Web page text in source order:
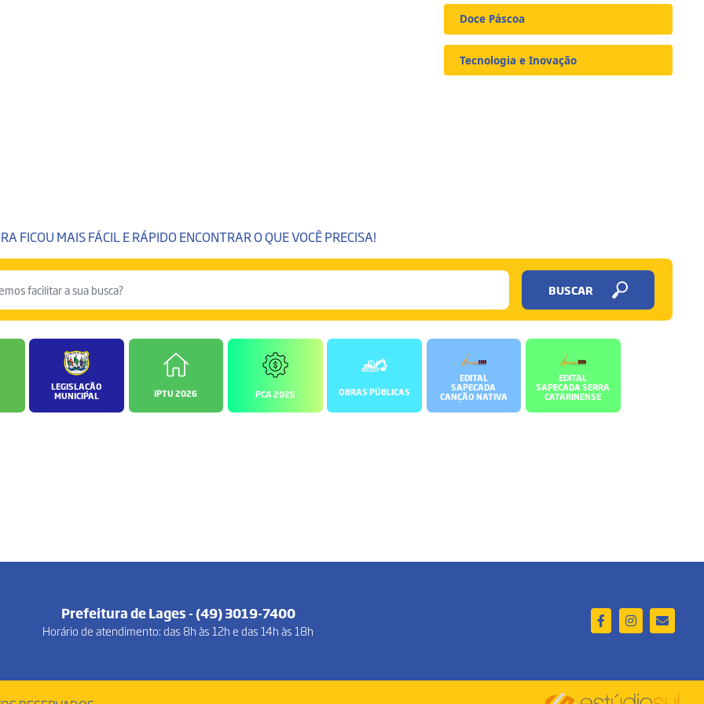
Doce Páscoa
Tecnologia e Inovação
FICOU MAIS FÁCIL E RÁPIDO ENCONTRAR O QUE VOCÊ PRECISA!
BUSCAR
LEGISLAÇÃO
MUNICIPAL
IPTU 2026 PCA 2025 OBRAS PÚBLICAS
EDITAL
SAPECADA
CANÇÃO NATIVA
EDITAL
SAPECADA SERRA
CATARINENSE
Prefeitura de Lages - (49) 3019-7400
Horário de atendimento: das 8h às 12h e das 14h às 18h